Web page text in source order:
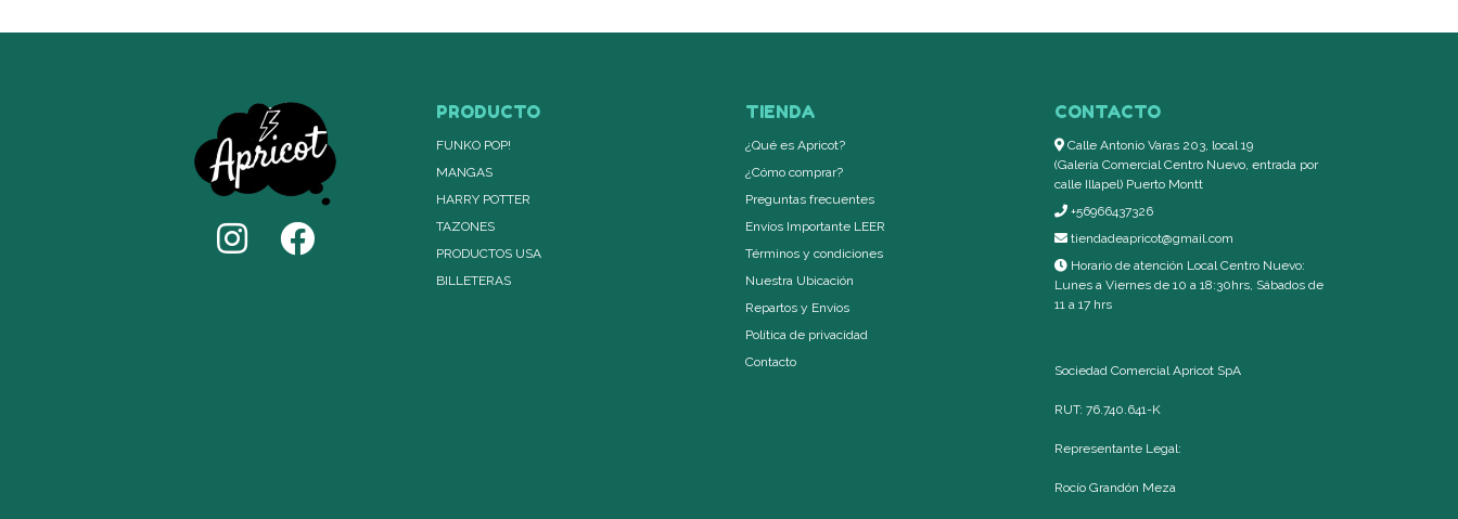
PRODUCTO
FUNKO POP!
MANGAS
HARRY POTTER
TAZONES
PRODUCTOS USA
BILLETERAS
TIENDA
¿Qué es Apricot?
¿Cómo comprar?
Preguntas frecuentes
Envíos Importante LEER
Términos y condiciones
Nuestra Ubicación
Repartos y Envíos
Política de privacidad
Contacto
CONTACTO
Calle Antonio Varas 203, local 19
(Galería Comercial Centro Nuevo, entrada por
calle Illapel) Puerto Montt
+56966437326
tiendadeapricot@gmail.com
Horario de atención Local Centro Nuevo:
Lunes a Viernes de 10 a 18:30hrs, Sábados de
11 a 17 hrs
Sociedad Comercial Apricot SpA
RUT: 76.740.641-K
Representante Legal:
Rocío Grandón Meza